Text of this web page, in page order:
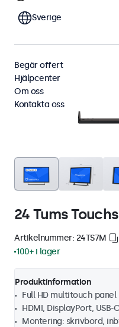
24 Tums
Artikelnummer: 24TS7M
100+ i lager
Produktinformation
Full HD multitouch panel
HDMI, DisplayPort, USB-
Montering: skrivbord,
Sverige
Begär offert
Hjälpcenter
Om oss
Kontakta oss